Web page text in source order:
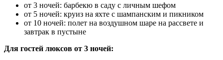
от 3 ночей: барбекю в саду с личным шефом
от 5 ночей: круиз на яхте с шампанским и пикником
от 10 ночей: полет на воздушном шаре на рассвете и
завтрак в пустыне
Для гостей люксов от 3 ночей: